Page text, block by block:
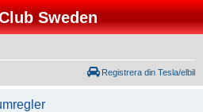
Sweden
Registrera din Tesla/elbil